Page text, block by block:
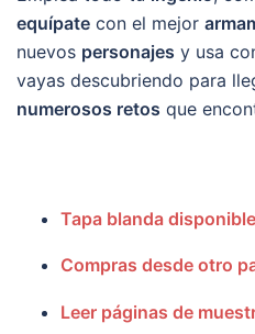
equípate con el mejor
nuevos personajes y usa
vayas descubriendo para
numerosos retos que
Tapa blanda
Compras desde otro
Leer páginas de